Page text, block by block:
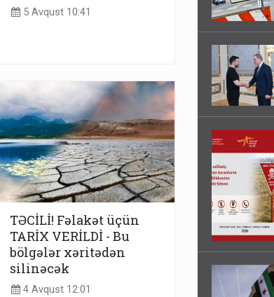
5 Avqust 10:41
TƏCİLİ! Fəlakət üçün
TARİX VERİLDİ - Bu
bölgələr xəritədən
silinəcək
4 Avqust 12:01